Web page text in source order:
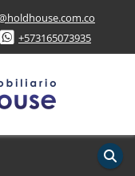
+573165073935